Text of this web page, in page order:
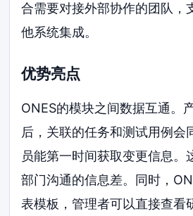
合需要对接外部协作的团队，
他系统集成。
优势亮点
ONES的模块之间数据互通。
后，关联的任务和测试用例会
员能第一时间获取变更信息。
部门沟通的信息差。同时，
表模板，管理者可以直接查看